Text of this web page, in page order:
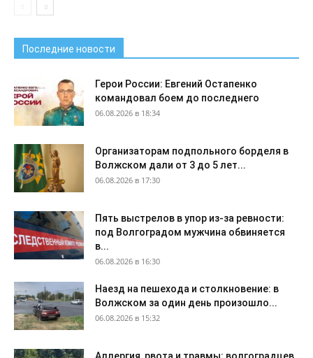
Последние новости
Герои России: Евгений Остапенко
командовал боем до последнего
06.08.2026 в 18:34
Организаторам подпольного борделя в
Волжском дали от 3 до 5 лет...
06.08.2026 в 17:30
Пять выстрелов в упор из-за ревности:
под Волгоградом мужчина обвиняется
в...
06.08.2026 в 16:30
Наезд на пешехода и столкновение: в
Волжском за один день произошло...
06.08.2026 в 15:32